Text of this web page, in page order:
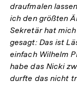
draufmalen
ich den größten
Sekretär hat
gesagt: Das ist
einfach Wilhelm
habe das Nicki
durfte das nicht